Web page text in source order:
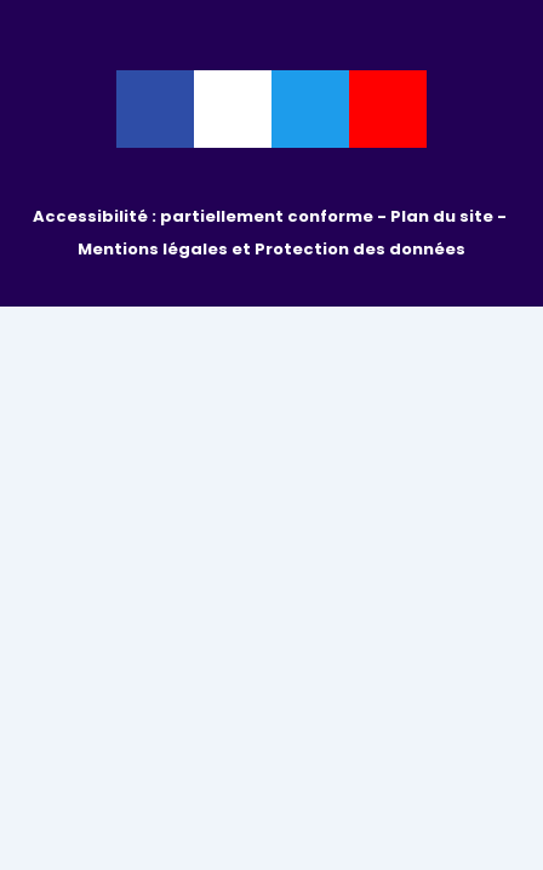
Accessibilité : partiellement conforme -
Mentions légales et Protection des données